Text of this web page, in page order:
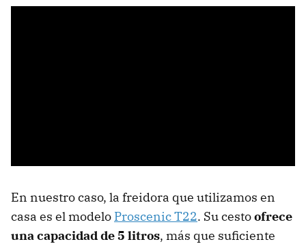
En nuestro caso, la freidora que utilizamos en
casa es el modelo Proscenic T22. Su cestoofrece
una capacidad de 5 litros, más que suficiente